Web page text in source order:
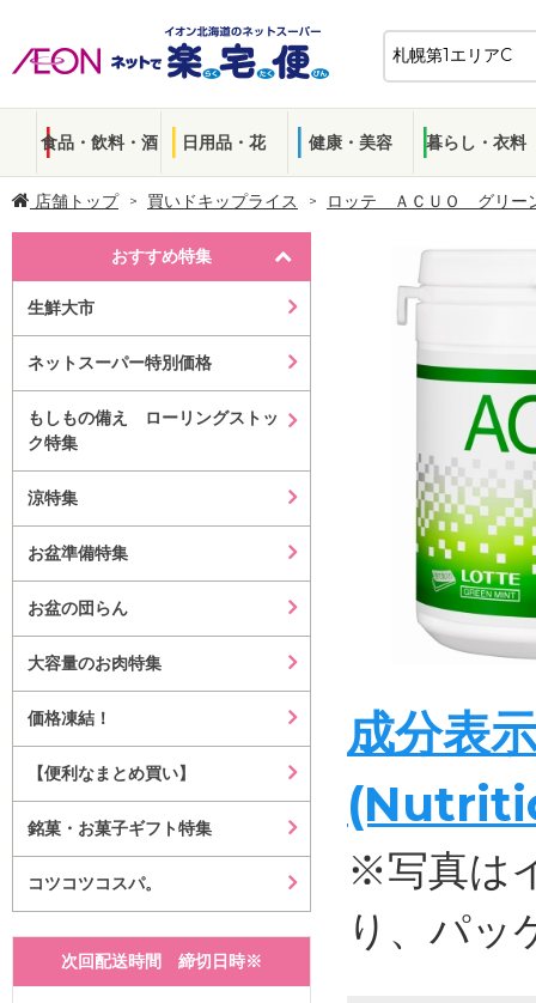
食品・飲料・酒 日用品・花 健康・美容 暮らし・衣料
店舗トップ 買いドキップライス ロッテ ＡＣＵＯ グリー
おすすめ特集
生鮮大市
ネットスーパー特別価格
もしもの備え ローリングストッ
ク特集
涼特集
お盆準備特集
お盆の団らん
大容量のお肉特集
価格凍結！
【便利なまとめ買い】
銘菓・お菓子ギフト特集
コツコツコスパ。
次回配送時間 締切日時※
成分表
※写真は
り、パッ